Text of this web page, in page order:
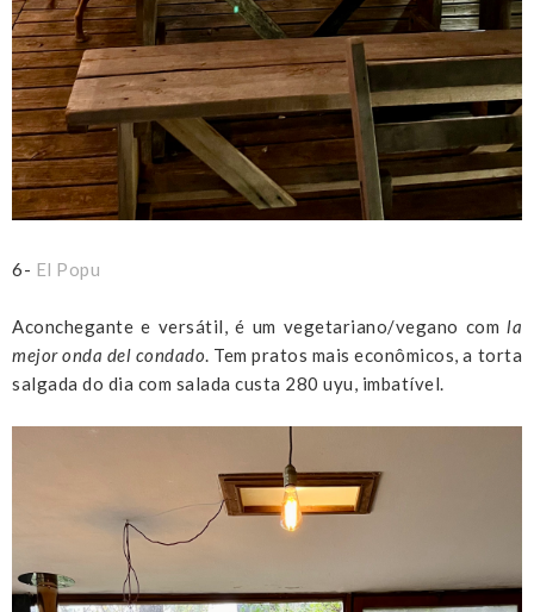
6- El Popu
Aconchegante e versátil, é um vegetariano/vegano com la
mejor onda del condado. Tem pratos mais econômicos, a torta
salgada do dia com salada custa 280 uyu, imbatível.